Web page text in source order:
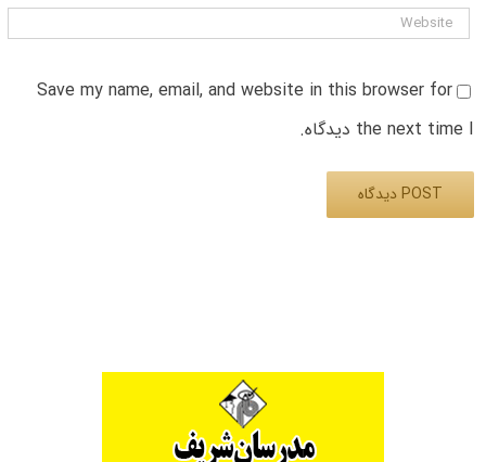
Save my name, email, and website in this browser for
the next time I دیدگاه.